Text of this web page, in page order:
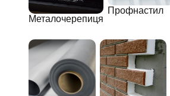
Металочерепиця
Профнастил